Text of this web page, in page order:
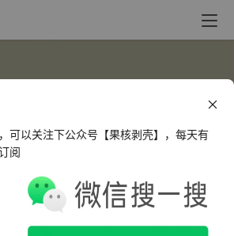
MDKJE
可以关注下公众号【果核剥壳】，每天有
阅